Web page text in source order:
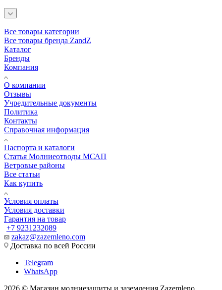
Все товары категории
Все товары бренда ZandZ
Каталог
Бренды
Компания
О компании
Отзывы
Учредительные документы
Политика
Контакты
Справочная информация
Паспорта и каталоги
Статья Молниеотводы МСАП
Ветровые районы
Все статьи
Как купить
Условия оплаты
Условия доставки
Гарантия на товар
+7 9231232089
zakaz@zazemleno.com
Доставка по всей России
Telegram
WhatsApp
2026 © Магазин молниезащиты и заземления Zazemleno